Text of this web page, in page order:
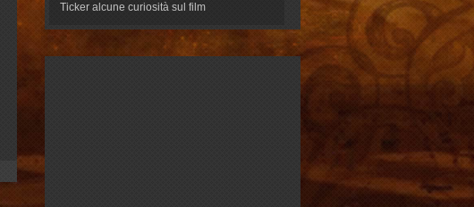
Ticker alcune curiosità sul film